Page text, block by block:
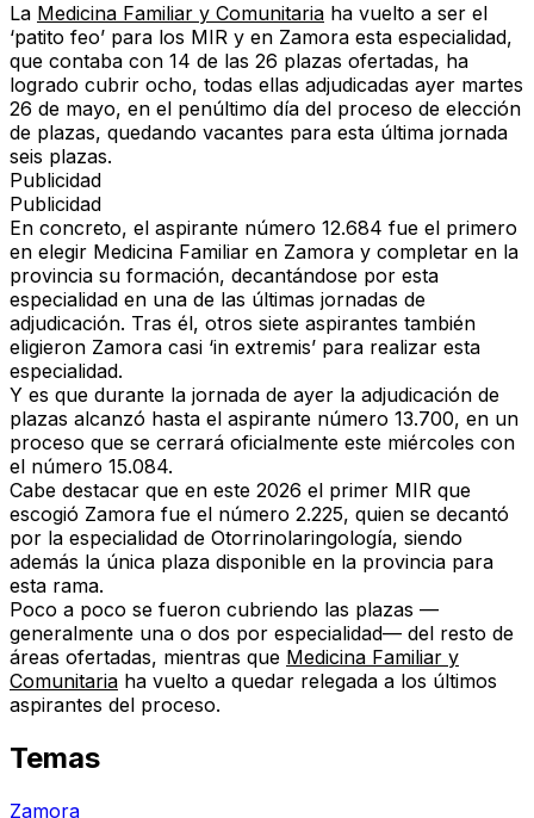
La Medicina Familiar y Comunitaria ha vuelto a ser el
‘patito feo’ para los MIR y en Zamora esta especialidad,
que contaba con 14 de las 26 plazas ofertadas, ha
logrado cubrir ocho, todas ellas adjudicadas ayer martes
26 de mayo, en el penúltimo día del proceso de elección
de plazas, quedando vacantes para esta última jornada
seis plazas.
Publicidad
Publicidad
En concreto, el aspirante número 12.684 fue el primero
en elegir Medicina Familiar en Zamora y completar en la
provincia su formación, decantándose por esta
especialidad en una de las últimas jornadas de
adjudicación. Tras él, otros siete aspirantes también
eligieron Zamora casi ‘in extremis’ para realizar esta
especialidad.
Y es que durante la jornada de ayer la adjudicación de
plazas alcanzó hasta el aspirante número 13.700, en un
proceso que se cerrará oficialmente este miércoles con
el número 15.084.
Cabe destacar que en este 2026 el primer MIR que
escogió Zamora fue el número 2.225, quien se decantó
por la especialidad de Otorrinolaringología, siendo
además la única plaza disponible en la provincia para
esta rama.
Poco a poco se fueron cubriendo las plazas —
generalmente una o dos por especialidad— del resto de
áreas ofertadas, mientras que Medicina Familiar y
Comunitaria ha vuelto a quedar relegada a los últimos
aspirantes del proceso.
Temas
Zamora